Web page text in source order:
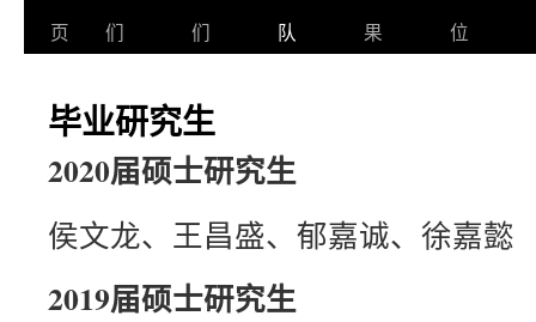
至
文
页
们
们
队
果
位
毕业研究生
2020届硕士研究生
侯文龙、王昌盛、郁嘉诚、徐嘉懿
2019届硕士研究生